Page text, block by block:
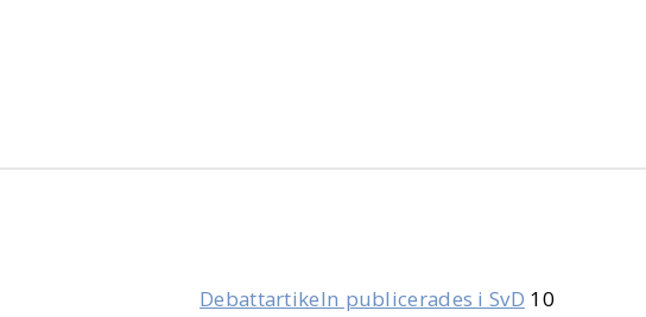
Debattartikeln publicerades i SvD 10